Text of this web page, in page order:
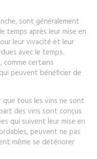
sont généralement
temps après leur mise en
leur vivacité et leur
avec le temps.
certains
peuvent bénéficier de
tous les vins ne sont
des vins sont conçus
qui suivent leur mise en
peuvent ne pas
même se détériorer